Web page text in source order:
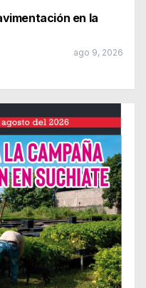
en la
ago 9, 2026